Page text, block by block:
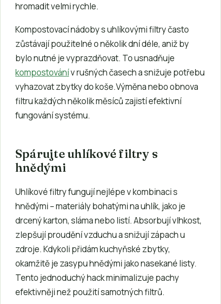
hromadit velmi rychle.
Kompostovací nádoby s uhlíkovými filtry často
zůstávají použitelné o několik dní déle, aniž by
bylo nutné je vyprazdňovat. To usnadňuje
kompostovánív rušných časech a snižuje potřebu
vyhazovat zbytky do koše.Výměna nebo obnova
filtru každých několik měsíců zajistí efektivní
fungování systému.
Spárujte uhlíkové filtry s
hnědými
Uhlíkové filtry fungují nejlépe v kombinaci s
hnědými – materiály bohatými na uhlík, jako je
drcený karton, sláma nebo listí. Absorbují vlhkost,
zlepšují proudění vzduchu a snižují zápach u
zdroje. Kdykoli přidám kuchyňské zbytky,
okamžitě je zasypu hnědými jako nasekané listy.
Tento jednoduchý hack minimalizuje pachy
efektivněji než použití samotných filtrů.